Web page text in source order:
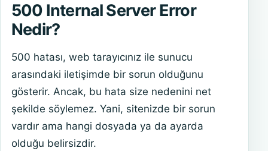
500 Internal Server Error
Nedir?
500 hatası, web tarayıcınız ile sunucu
arasındaki iletişimde bir sorun olduğunu
gösterir. Ancak, bu hata size nedenini net
şekilde söylemez. Yani, sitenizde bir sorun
vardır ama hangi dosyada ya da ayarda
olduğu belirsizdir.